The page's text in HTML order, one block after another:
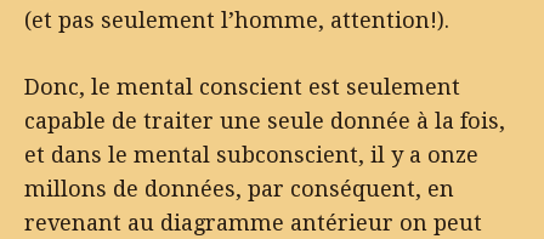
(et pas seulement l’homme, attention!).
Donc, le mental conscient est seulement
capable de traiter une seule donnée à la fois,
et dans le mental subconscient, il y a onze
millons de données, par conséquent, en
revenant au diagramme antérieur on peut